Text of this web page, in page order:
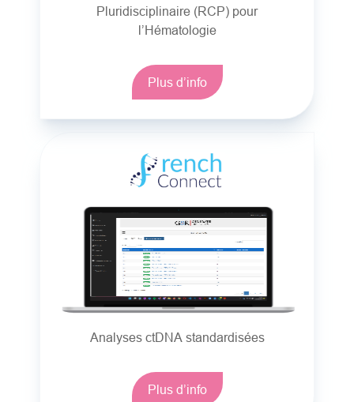
Pluridisciplinaire (RCP) pour
l’Hématologie
Plus d’info
Analyses ctDNA standardisées
Plus d’info